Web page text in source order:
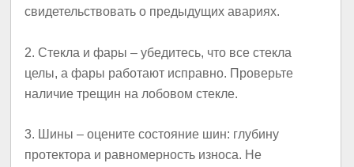
свидетельствовать о предыдущих авариях.
2.Стекла и фары – убедитесь, что все стекла
целы, а фары работают исправно. Проверьте
наличие трещин на лобовом стекле.
3. Шины – оцените состояние шин: глубину
протектора и равномерность износа. Не